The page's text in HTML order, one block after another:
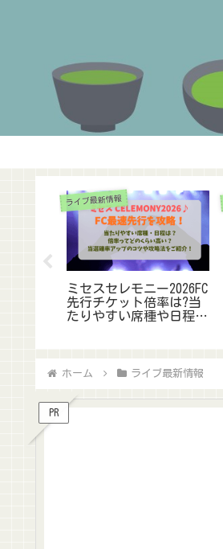
ライブ最新情報
ミセスセレモニー2026FC
先行チケット倍率は?当
たりやすい席種や日程
ホーム ライブ最新情報
PR